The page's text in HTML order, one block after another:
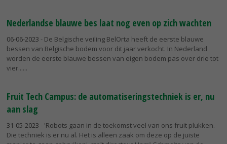
Nederlandse blauwe bes laat nog even op zich wachten
06-06-2023 - De Belgische veiling BelOrta heeft de eerste blauwe
bessen van Belgische bodem voor dit jaar verkocht. In Nederland
worden de eerste blauwe bessen van eigen bodem pas over drie tot
vier...
Fruit Tech Campus: de automatiseringstechniek is er, nu
aan slag
31-05-2023 - 'Robots gaan in de toekomst veel van ons fruit plukken.
Die techniek is er nu al. Het is alleen zaak om deze op de juiste